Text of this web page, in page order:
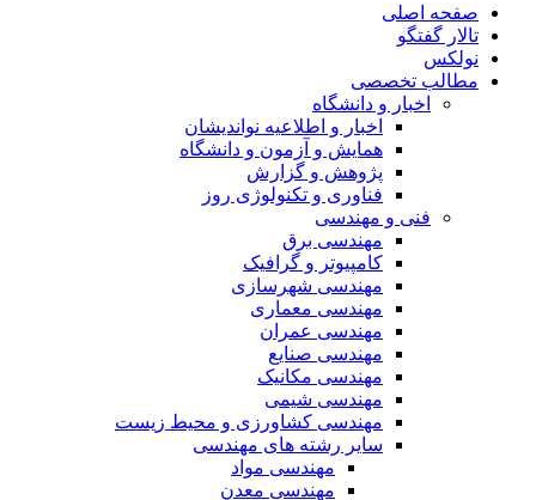
صفحه اصلی
تالار گفتگو
نولکس
مطالب تخصصی
اخبار و دانشگاه
اخبار و اطلاعیه نواندیشان
همایش و آزمون و دانشگاه
پژوهش و گزارش
فناوری و تکنولوژی روز
فنی و مهندسی
مهندسی برق
کامپیوتر و گرافیک
مهندسی شهرسازی
مهندسی معماری
مهندسی عمران
مهندسی صنایع
مهندسی مکانیک
مهندسی شیمی
مهندسی کشاورزی و محیط زیست
سایر رشته های مهندسی
مهندسی مواد
مهندسی معدن